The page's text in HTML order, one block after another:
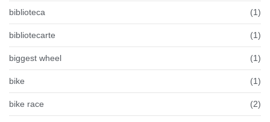
biblioteca (1)
bibliotecarte (1)
biggest wheel (1)
bike (1)
bike race (2)